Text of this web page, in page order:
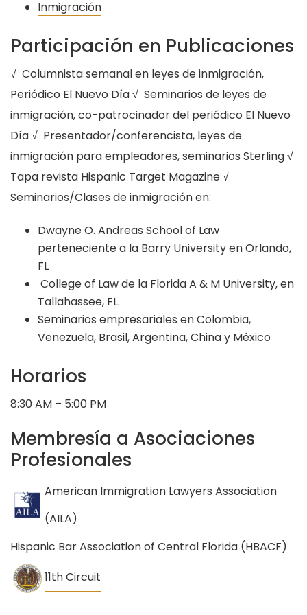
Inmigración
Participación en Publicaciones
√ Columnista semanal en leyes de inmigración,
Periódico El Nuevo Día √ Seminarios de leyes de
inmigración, co-patrocinador del periódico El Nuevo
Día √ Presentador/conferencista, leyes de
inmigración para empleadores, seminarios Sterling √
Tapa revista Hispanic Target Magazine √
Seminarios/Clases de inmigración en:
Dwayne O. Andreas School of Law
perteneciente a la Barry University en Orlando,
FL
College of Law de la Florida A & M University, en
Tallahassee, FL.
Seminarios empresariales en Colombia,
Venezuela, Brasil, Argentina, China y México
Horarios
8:30 AM – 5:00 PM
Membresía a Asociaciones
Profesionales
American Immigration Lawyers Association
(AILA)
Hispanic Bar Association of Central Florida (HBACF)
11th Circuit